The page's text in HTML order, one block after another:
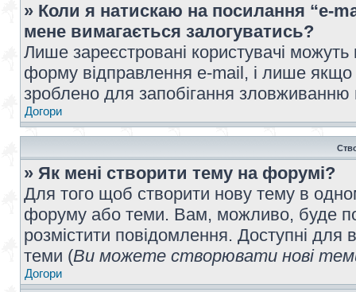
» Коли я натискаю на посилання “e-
мене вимагається залогуватись?
Лише зареєстровані користувачі
форму відправлення e-mail, і лише
зроблено для запобігання
Догори
» Як мені створити тему на форумі?
Для того щоб створити нову тему в
форуму або теми. Вам, можливо, буде
розмістити повідомлення. Доступні для
теми (Ви можете створювати нові
Догори